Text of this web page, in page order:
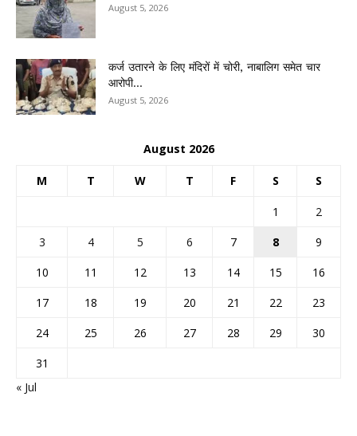
August 5, 2026
कर्ज उतारने के लिए मंदिरों में चोरी, नाबालिग समेत चार
आरोपी...
August 5, 2026
August 2026
M T W T F S S
1
2
3
4 5 6 7 8
9
10
11 12 13 14 15
16
17
18 19 20 21 22
23
24
25 26 27 28 29
30
31
« Jul